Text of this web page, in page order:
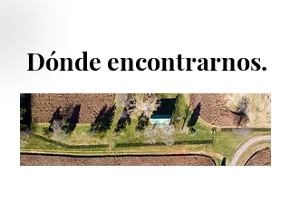
Dónde encontrarnos.